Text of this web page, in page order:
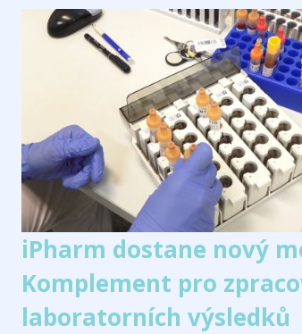
iPharm dostane nový
Komplement pro
laboratorních výsledků